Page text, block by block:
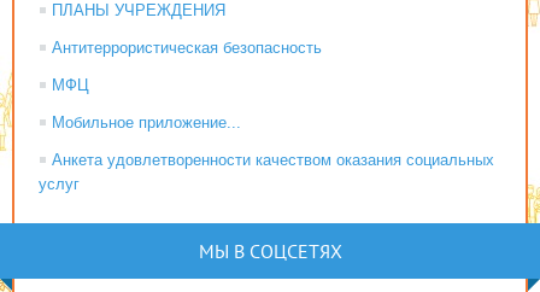
ПЛАНЫ УЧРЕЖДЕНИЯ
Антитеррористическая безопасность
МФЦ
Мобильное приложение...
Анкета удовлетворенности качеством оказания социальных
услуг
МЫ В СОЦСЕТЯХ